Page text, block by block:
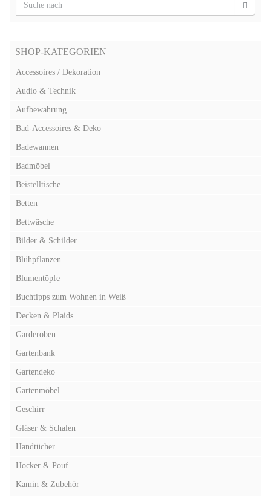
SHOP-KATEGORIEN
Accessoires / Dekoration
Audio & Technik
Aufbewahrung
Bad-Accessoires & Deko
Badewannen
Badmöbel
Beistelltische
Betten
Bettwäsche
Bilder & Schilder
Blühpflanzen
Blumentöpfe
Buchtipps zum Wohnen in Weiß
Decken & Plaids
Garderoben
Gartenbank
Gartendeko
Gartenmöbel
Geschirr
Gläser & Schalen
Handtücher
Hocker & Pouf
Kamin & Zubehör